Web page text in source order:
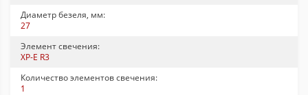
Диаметр безеля, мм:
27
Элемент свечения:
XP-E R3
Количество элементов свечения:
1